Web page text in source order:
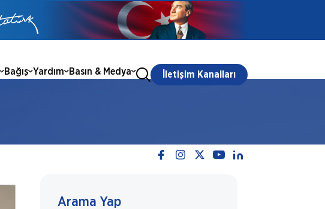
Bağış Yardım Basın & Medya İletişim Kanalları
Arama Yap